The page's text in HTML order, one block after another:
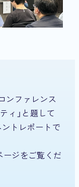
ンファレンス
ィ」と題して
トレポートで
ージをご覧くだ